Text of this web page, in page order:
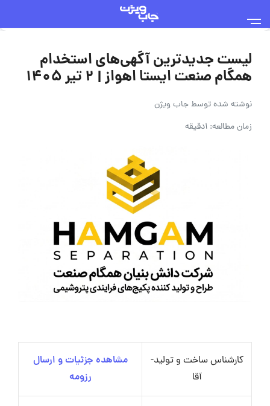
لیست جدیدترین آگهی‌های استخدام
همگام صنعت ایستا اهواز | ۲ تیر ۱۴۰۵
نوشته شده توسطجاب ویژن
زمان مطالعه: 1دقیقه
کارشناس ساخت و تولید-
آقا
مشاهده جزئیات و ارسال
رزومه